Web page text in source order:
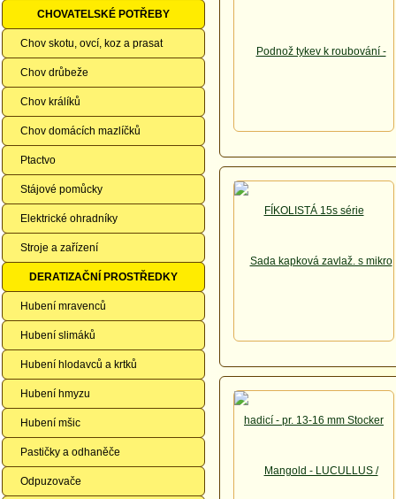
CHOVATELSKÉ POTŘEBY
Chov skotu, ovcí, koz a prasat
Chov drůbeže
Chov králíků
Chov domácích mazlíčků
Ptactvo
Stájové pomůcky
Elektrické ohradníky
Stroje a zařízení
DERATIZAČNÍ PROSTŘEDKY
Hubení mravenců
Hubení slimáků
Hubení hlodavců a krtků
Hubení hmyzu
Hubení mšic
Pastičky a odhaněče
Odpuzovače